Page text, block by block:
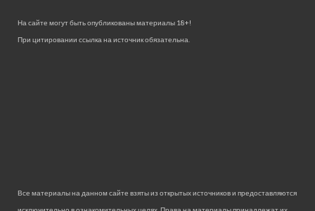
На сайте могут быть опубликованы материалы 18+!
При цитировании ссылка на источник обязательна.
Все материалы на данном сайте взяты из открытых источников и предоставляются